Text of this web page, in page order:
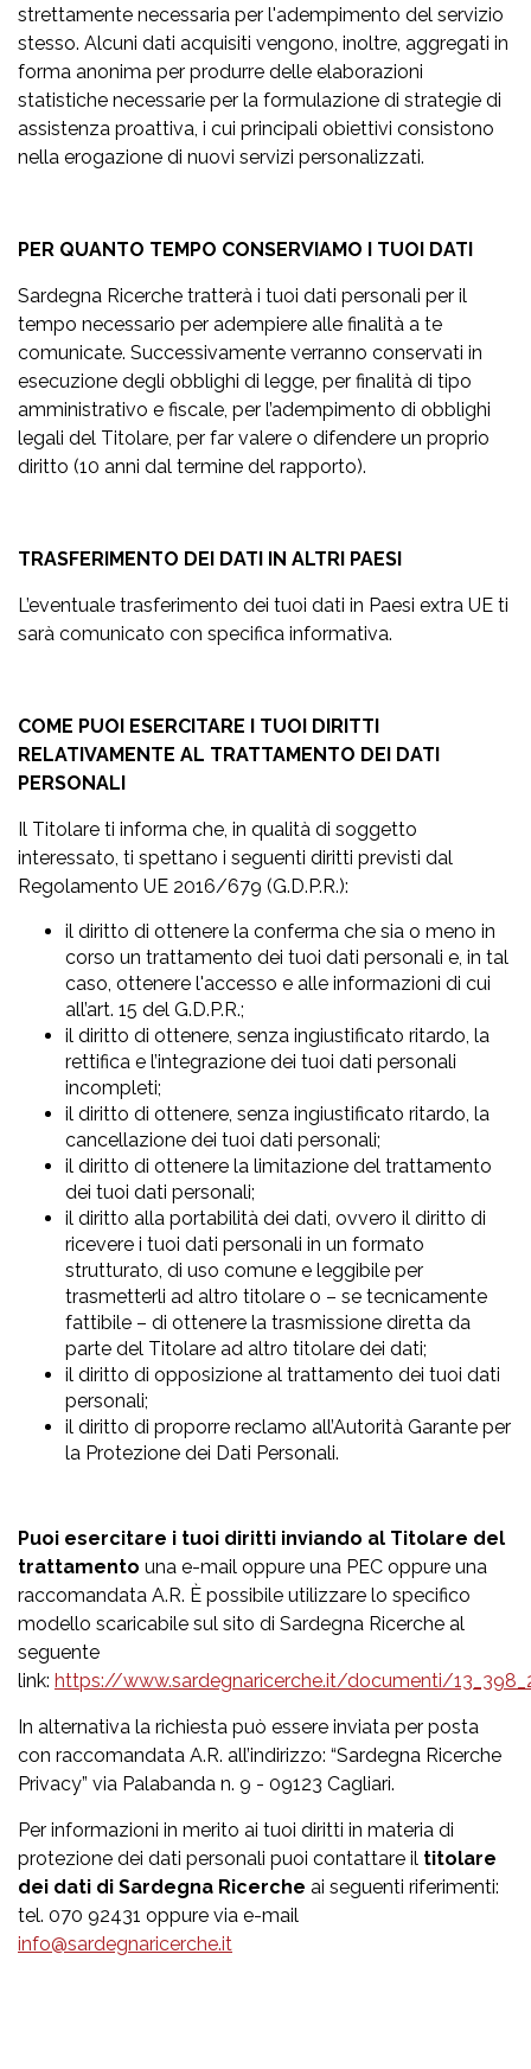
strettamente necessaria per l'adempimento del servizio
stesso. Alcuni dati acquisiti vengono, inoltre, aggregati in
forma anonima per produrre delle elaborazioni
statistiche necessarie per la formulazione di strategie di
assistenza proattiva, i cui principali obiettivi consistono
nella erogazione di nuovi servizi personalizzati.
PER QUANTO TEMPO CONSERVIAMO I TUOI DATI
Sardegna Ricerche tratterà i tuoi dati personali per il
tempo necessario per adempiere alle finalità a te
comunicate. Successivamente verranno conservati in
esecuzione degli obblighi di legge, per finalità di tipo
amministrativo e fiscale, per l’adempimento di obblighi
legali del Titolare, per far valere o difendere un proprio
diritto (10 anni dal termine del rapporto).
TRASFERIMENTO DEI DATI IN ALTRI PAESI
L’eventuale trasferimento dei tuoi dati in Paesi extra UE ti
sarà comunicato con specifica informativa.
COME PUOI ESERCITARE I TUOI DIRITTI
RELATIVAMENTE AL TRATTAMENTO DEI DATI
PERSONALI
Il Titolare ti informa che, in qualità di soggetto
interessato, ti spettano i seguenti diritti previsti dal
Regolamento UE 2016/679 (G.D.P.R.):
il diritto di ottenere la conferma che sia o meno in
corso un trattamento dei tuoi dati personali e, in tal
caso, ottenere l'accesso e alle informazioni di cui
all’art. 15 del G.D.P.R.;
il diritto di ottenere, senza ingiustificato ritardo, la
rettifica e l’integrazione dei tuoi dati personali
incompleti;
il diritto di ottenere, senza ingiustificato ritardo, la
cancellazione dei tuoi dati personali;
il diritto di ottenere la limitazione del trattamento
dei tuoi dati personali;
il diritto alla portabilità dei dati, ovvero il diritto di
ricevere i tuoi dati personali in un formato
strutturato, di uso comune e leggibile per
trasmetterli ad altro titolare o – se tecnicamente
fattibile – di ottenere la trasmissione diretta da
parte del Titolare ad altro titolare dei dati;
il diritto di opposizione al trattamento dei tuoi dati
personali;
il diritto di proporre reclamo all’Autorità Garante per
la Protezione dei Dati Personali.
Puoi esercitare i tuoi diritti inviando al Titolare del
trattamento una e-mail oppure una PEC oppure una
raccomandata A.R. È possibile utilizzare lo specifico
modello scaricabile sul sito di Sardegna Ricerche al
seguente
link: https://www.sardegnaricerche.it/documenti/
In alternativa la richiesta può essere inviata per posta
con raccomandata A.R. all’indirizzo: “Sardegna Ricerche
Privacy” via Palabanda n. 9 - 09123 Cagliari.
Per informazioni in merito ai tuoi diritti in materia di
protezione dei dati personali puoi contattare il titolare
dei dati di Sardegna Ricerche ai seguenti riferimenti:
tel. 070 92431 oppure via e-mail
info@sardegnaricerche.it